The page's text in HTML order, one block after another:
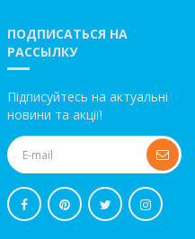
ПОДПИСАТЬСЯ НА
РАССЫЛКУ
Підписуйтесь на актуальні
новини та акції!